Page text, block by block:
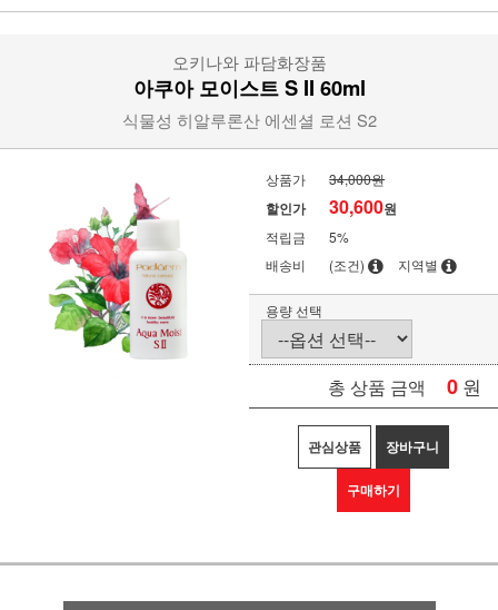
오키나와 파담화장품
아쿠아 모이스트 S II 60ml
식물성 히알루론산 에센셜 로션 S2
상품가 34,000원
할인가 30,600원
적립금
5%
배송비
(조건) 지역별
용량 선택
총 상품 금액 0 원
관심상품 장바구니
구매하기